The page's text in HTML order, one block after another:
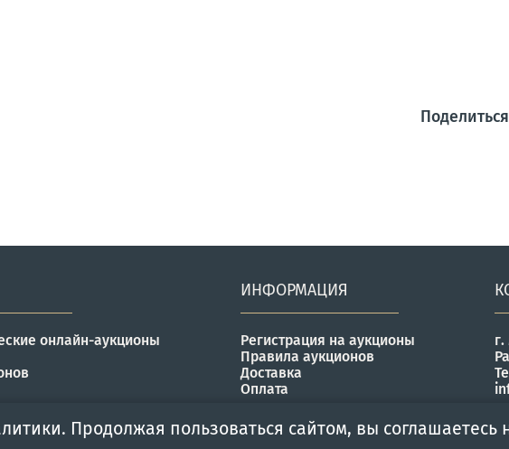
онлайн-аукционы
ИНФОРМАЦИЯ
Регистрация на аукционы
Правила аукционов
Доставка
Оплата
Продолжая пользоваться сайтом, вы соглашаетесь